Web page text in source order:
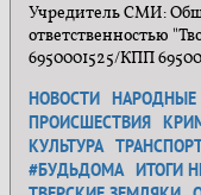
Учредитель СМИ:
ответственностью
6950001525/КПП
НОВОСТИ НАРОДНЫЕ
ПРОИСШЕСТВИЯ
КУЛЬТУРА
#БУДЬДОМА ИТОГИ